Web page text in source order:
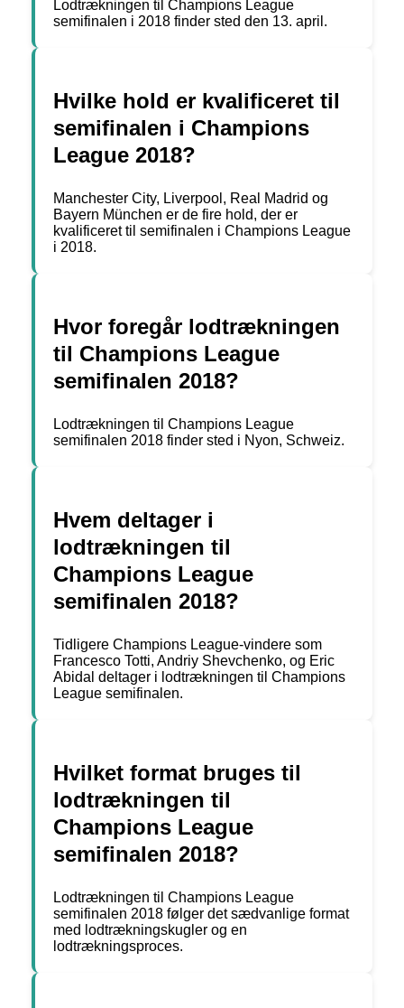
Lodtrækningen til Champions League
semifinalen i 2018 finder sted den 13. april.
Hvilke hold er kvalificeret til
semifinalen i Champions
League 2018?
Manchester City, Liverpool, Real Madrid og
Bayern München er de fire hold, der er
kvalificeret til semifinalen i Champions League
i 2018.
Hvor foregår lodtrækningen
til Champions League
semifinalen 2018?
Lodtrækningen til Champions League
semifinalen 2018 finder sted i Nyon, Schweiz.
Hvem deltager i
lodtrækningen til
Champions League
semifinalen 2018?
Tidligere Champions League-vindere som
Francesco Totti, Andriy Shevchenko, og Eric
Abidal deltager i lodtrækningen til Champions
League semifinalen.
Hvilket format bruges til
lodtrækningen til
Champions League
semifinalen 2018?
Lodtrækningen til Champions League
semifinalen 2018 følger det sædvanlige format
med lodtrækningskugler og en
lodtrækningsproces.